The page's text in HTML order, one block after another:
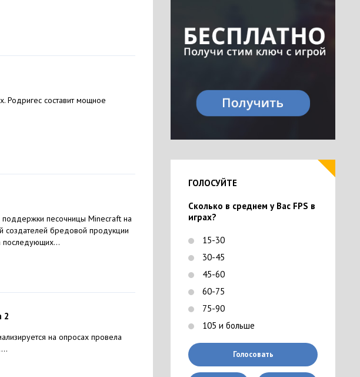
Родригес составит мощное
песочницы Minecraft на
создателей бредовой продукции
последующих...
2
на опросах провела
ГОЛОСУЙТЕ
Сколько в среднем у Вас FPS в
играх?
15-30
30-45
45-60
60-75
75-90
105 и больше
Голосовать